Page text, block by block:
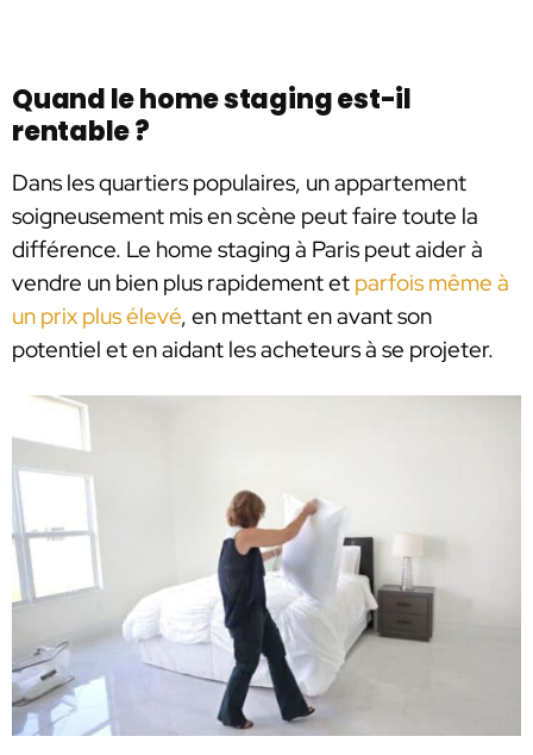
Quand le home staging est-il
rentable ?
Dans les quartiers populaires, un appartement
soigneusement mis en scène peut faire toute la
différence. Le home staging à Paris peut aider à
vendre un bien plus rapidement et parfois même à
un prix plus élevé, en mettant en avant son
potentiel et en aidant les acheteurs à se projeter.